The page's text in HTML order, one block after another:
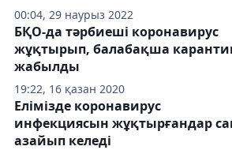
00:04, 29 наурыз 2022
19:22, 16 қазан 2020
БҚО-да тәрбиеші коронавирус
жұқтырып, балабақша
жабылды
Елімізде коронавирус
инфекциясын жұқтырғандар
азайып келеді